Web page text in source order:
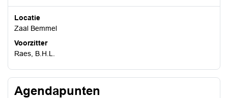
Locatie
Zaal Bemmel
Voorzitter
Raes, B.H.L.
Agendapunten